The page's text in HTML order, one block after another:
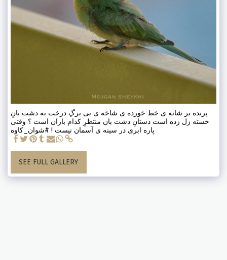
پرنده بر شانه ی خط خورده ی شاخه ی بی برگِ درخت به دشت بانِ
خسته زل زده است دستانِ دشت بان منتظرِ کدام باران است ؟ وقتی
پاره ابری در سینه ی آسمان نیست ! #شوان_کاوه
SEE FULL GALLERY